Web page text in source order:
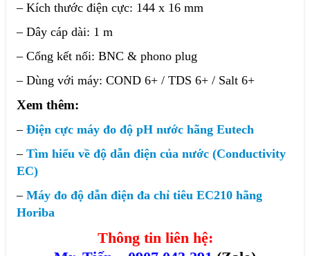
– Kích thước điện cực: 144 x 16 mm
– Dây cáp dài: 1 m
– Cổng kết nối: BNC & phono plug
– Dùng với máy: COND 6+ / TDS 6+ / Salt 6+
Xem thêm:
– Điện cực máy đo độ pH nước hãng Eutech
– Tìm hiểu về độ dẫn điện của nước (Conductivity
EC)
– Máy đo độ dẫn điện đa chỉ tiêu EC210 hãng
Horiba
Thông tin liên hệ: